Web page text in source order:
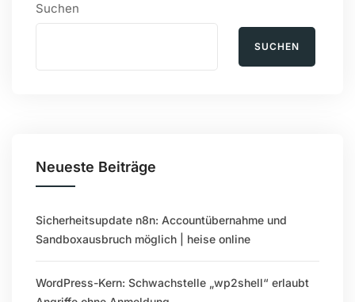
Suchen
SUCHEN
Neueste Beiträge
Sicherheitsupdate n8n: Accountübernahme und
Sandboxausbruch möglich | heise online
WordPress-Kern: Schwachstelle „wp2shell“ erlaubt